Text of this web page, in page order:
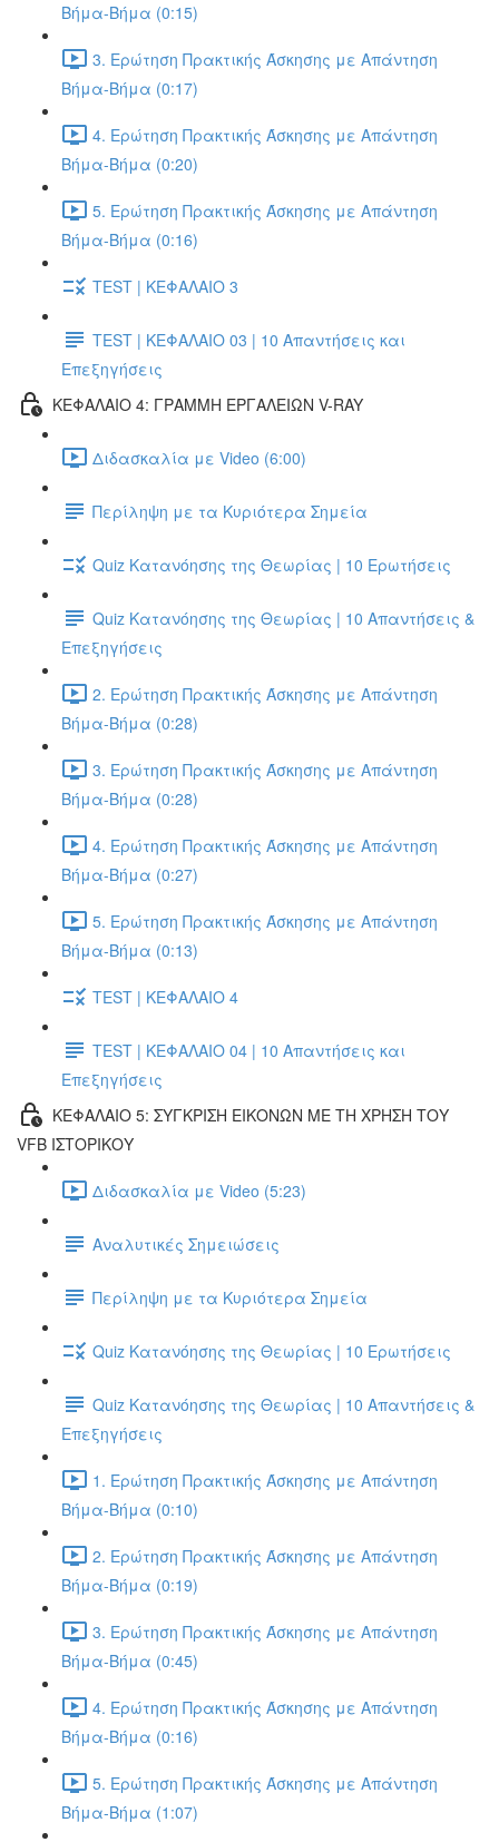
Βήμα-Βήμα (0:15)
3. Ερώτηση Πρακτικής Άσκησης με Απάντηση
Βήμα-Βήμα (0:17)
4. Ερώτηση Πρακτικής Άσκησης με Απάντηση
Βήμα-Βήμα (0:20)
5. Ερώτηση Πρακτικής Άσκησης με Απάντηση
Βήμα-Βήμα (0:16)
TEST | ΚΕΦΑΛΑΙΟ 3
TEST | ΚΕΦΑΛΑΙΟ 03 | 10 Απαντήσεις και
Επεξηγήσεις
ΚΕΦΑΛΑΙΟ 4: ΓΡΑΜΜΗ ΕΡΓΑΛΕΙΩΝ V-RAY
Διδασκαλία με Video (6:00)
Περίληψη με τα Κυριότερα Σημεία
Quiz Κατανόησης της Θεωρίας | 10 Ερωτήσεις
Quiz Κατανόησης της Θεωρίας | 10 Απαντήσεις &
Επεξηγήσεις
2. Ερώτηση Πρακτικής Άσκησης με Απάντηση
Βήμα-Βήμα (0:28)
3. Ερώτηση Πρακτικής Άσκησης με Απάντηση
Βήμα-Βήμα (0:28)
4. Ερώτηση Πρακτικής Άσκησης με Απάντηση
Βήμα-Βήμα (0:27)
5. Ερώτηση Πρακτικής Άσκησης με Απάντηση
Βήμα-Βήμα (0:13)
TEST | ΚΕΦΑΛΑΙΟ 4
TEST | ΚΕΦΑΛΑΙΟ 04 | 10 Απαντήσεις και
Επεξηγήσεις
ΚΕΦΑΛΑΙΟ 5: ΣΥΓΚΡΙΣΗ ΕΙΚΟΝΩΝ ΜΕ ΤΗ ΧΡΗΣΗ ΤΟΥ
VFB ΙΣΤΟΡΙΚΟΥ
Διδασκαλία με Video (5:23)
Αναλυτικές Σημειώσεις
Περίληψη με τα Κυριότερα Σημεία
Quiz Κατανόησης της Θεωρίας | 10 Ερωτήσεις
Quiz Κατανόησης της Θεωρίας | 10 Απαντήσεις &
Επεξηγήσεις
1. Ερώτηση Πρακτικής Άσκησης με Απάντηση
Βήμα-Βήμα (0:10)
2. Ερώτηση Πρακτικής Άσκησης με Απάντηση
Βήμα-Βήμα (0:19)
3. Ερώτηση Πρακτικής Άσκησης με Απάντηση
Βήμα-Βήμα (0:45)
4. Ερώτηση Πρακτικής Άσκησης με Απάντηση
Βήμα-Βήμα (0:16)
5. Ερώτηση Πρακτικής Άσκησης με Απάντηση
Βήμα-Βήμα (1:07)